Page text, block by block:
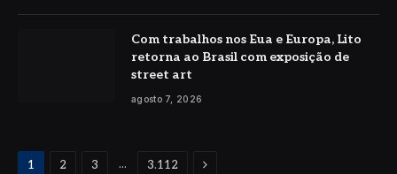
Com trabalhos nos Eua e Europa, Lito
retorna ao Brasil com exposição de
street art
agosto 7, 2026
1 2 3 ... 3.112 Proximo